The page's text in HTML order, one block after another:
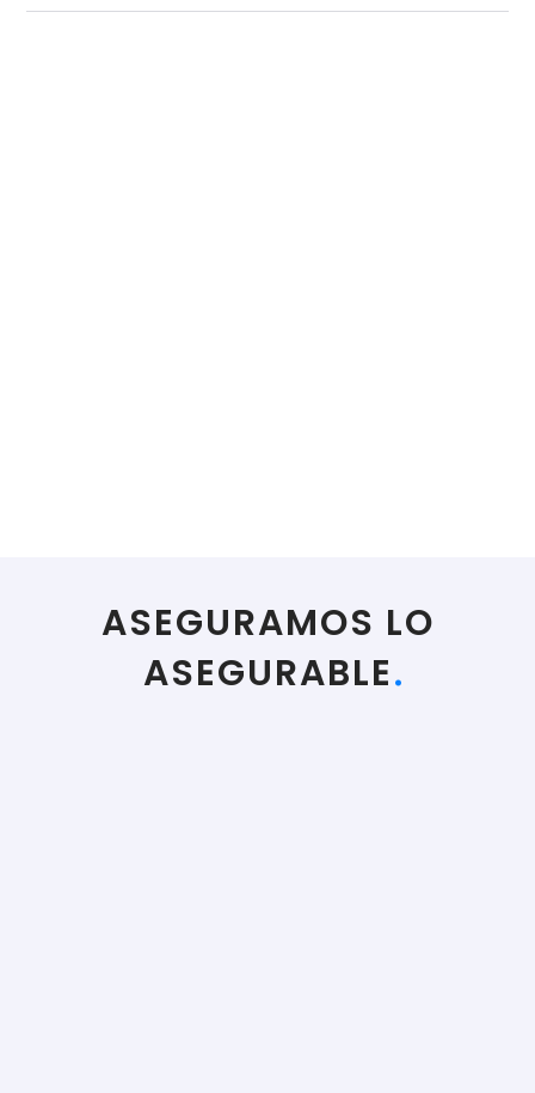
ASEGURAMOS LO
ASEGURABLE